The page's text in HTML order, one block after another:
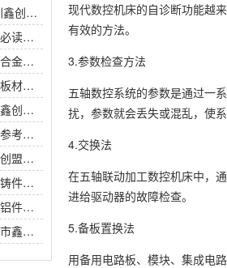
POM零件加工厂家-深圳鑫创盟专业聚甲醛零件加工厂 高精度耐磨交期快品质稳定采购优选
尼龙零件加工厂家-采购必读：深圳市鑫创盟尼龙零件精密加工厂家技术优势与客户案例详细
硬质合金加工厂家-硬质合金加工厂家如何挑选？鑫创盟高精度定制方案与同行对比指南详解
复合板材加工厂家-复合板材加工厂家采购参考：鑫创盟以技术降本增效实战解析对比与选择
钨钢零件加工厂家-深圳鑫创盟钨钢零件加工厂家高精度耐磨损定制解决方案优选采购必读
铝型材加工厂家-【采购参考】深圳鑫创盟铝型材加工厂家：从痛点剖析到合作对比全解析
铝制品加工厂家-深圳鑫创盟铝制品加工精密工艺高效交付助采购降本增效高品质保障
铝铸件加工厂家-采购铝铸件加工厂家指南：鑫创盟机电精密铸造与快速交付标杆实力工厂
精密铝件加工厂家-精密铝件加工厂家采购指南：鑫创盟技术、品质与案例详解（附对比表）
精密钢件加工厂家-深圳市鑫创盟精密钢件加工：高精度快交付定制化解决方案优质厂家
现代数控机床的自诊断功能越
有效的方法。
3.参数检查方法
五轴数控系统的参数是通过一
扰，参数就会丢失或混乱，使
4.交换法
在五轴联动加工数控机床中，
进给驱动器的故障检查。
5.备板置换法
用备用电路板、模块、集成电